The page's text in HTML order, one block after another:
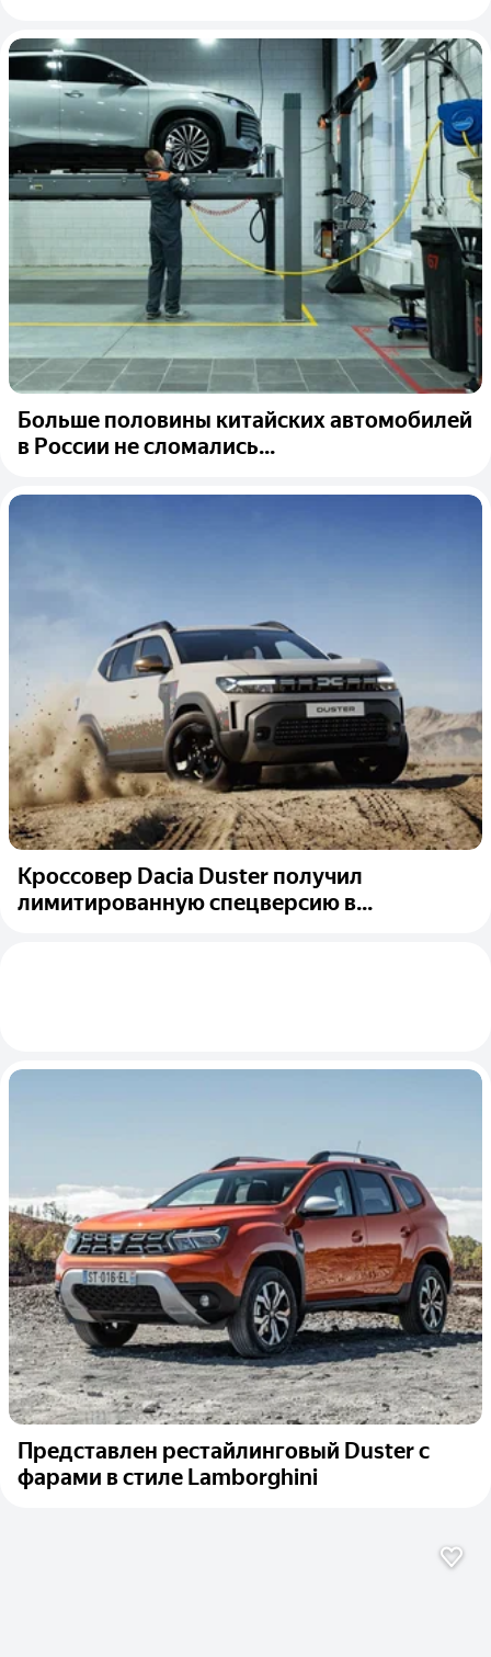
Больше половины китайских автомобилей
в России не сломались...
Кроссовер Dacia Duster получил
лимитированную спецверсию в...
Представлен рестайлинговый Duster с
фарами в стиле Lamborghini